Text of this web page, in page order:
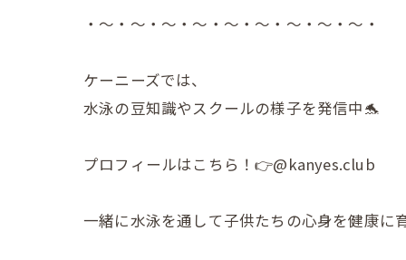
・～・～・～・～・～・～・～・～・～・
ケーニーズでは、
水泳の豆知識やスクールの様子を発信中🐬
プロフィールはこちら！👉@kanyes.club
一緒に水泳を通して子供たちの心身を健康に